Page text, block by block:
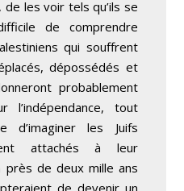
les voir tels qu’ils se
de comprendre
qui souffrent
dépossédés et
probablement
tout
d’imaginer les Juifs
attachés à leur
près de deux mille ans
de devenir un